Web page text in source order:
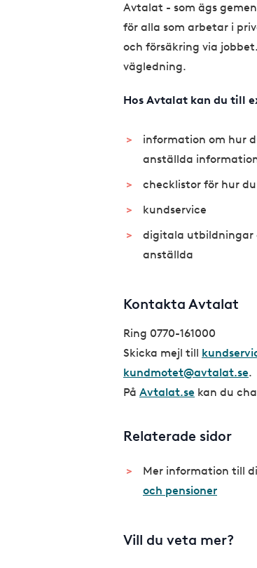
Avtalat - som ägs
för alla som arbetar i
och försäkring via
vägledning.
Hos Avtalat kan du till
information om hur
anställda
checklistor för hur
kundservice
digitala utbildningar
anställda
Kontakta Avtalat
Ring 0770-161000
Skicka mejl till
kundmotet@avtalat.se.
På Avtalat.se kan du
Relaterade sidor
Mer information till
och pensioner
Vill du veta mer?